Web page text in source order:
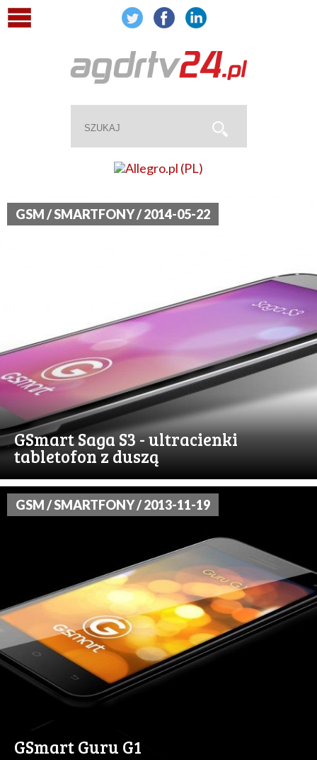
GSM / SMARTFONY / 2014-05-22
GSmart Saga S3 - ultracienki
tabletofon z duszą
GSM / SMARTFONY / 2013-11-19
GSmart Guru G1